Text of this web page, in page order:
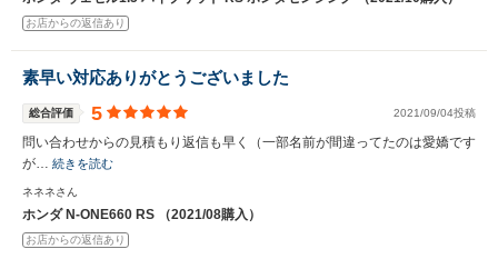
お店からの返信あり
素早い対応ありがとうございました
総合評価 5 2021/09/04投稿
問い合わせからの見積もり返信も早く（一部名前が間違ってたのは愛嬌です
が… 続きを読む
ネネネさん
ホンダ N-ONE660 RS （2021/08購入）
お店からの返信あり